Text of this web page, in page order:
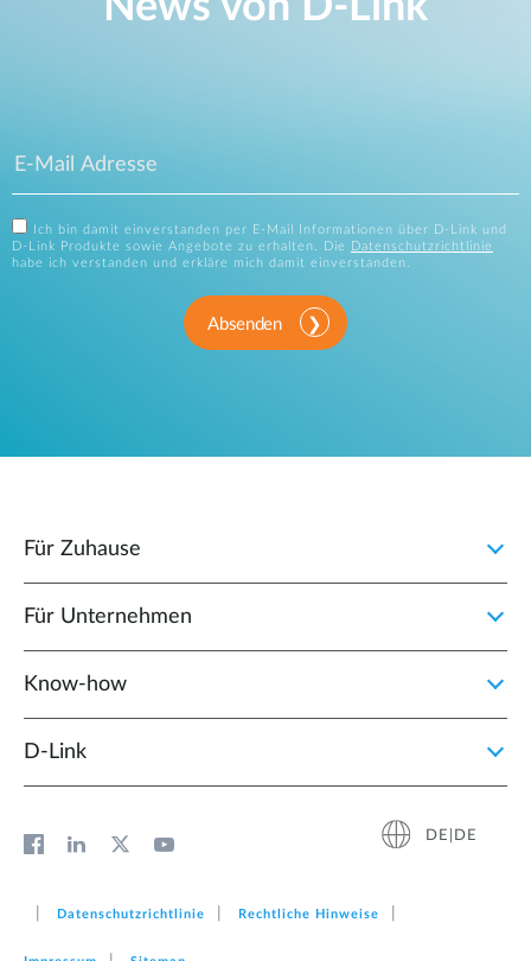
Ich bin damit einverstanden per E-Mail Informationen über D-Link und
D-Link Produkte sowie Angebote zu erhalten. Die
Datenschutzrichtlinie
habe ich verstanden und erkläre mich damit einverstanden.
Absenden
Für Zuhause
Für Unternehmen
Know-how
D‑Link
DE|DE
Datenschutzrichtlinie Rechtliche Hinweise